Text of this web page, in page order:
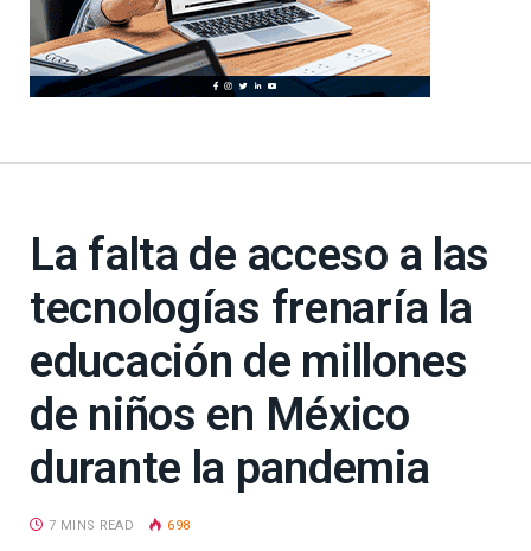
La falta de acceso a las
tecnologías frenaría la
educación de millones
de niños en México
durante la pandemia
7 MINS READ 698